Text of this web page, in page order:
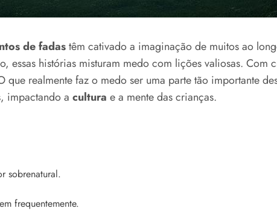
de fadastêm cativado a imaginação de muitos ao
essas histórias misturam medo com lições valiosas. Com
que realmente faz o medo ser uma parte tão importante
impactando a cultura e a mente das crianças.
sobrenatural.
frequentemente.